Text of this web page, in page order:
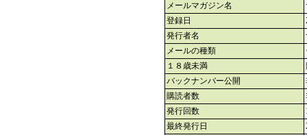
メールマガジン名
登録日
発行者名
メールの種類
１８歳未満
バックナンバー公開
購読者数
発行回数
最終発行日